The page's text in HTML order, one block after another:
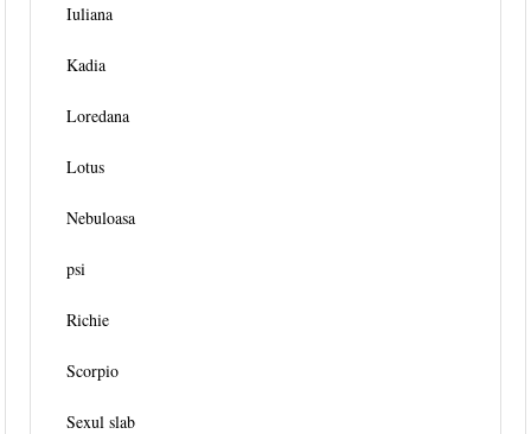
Iuliana
Kadia
Loredana
Lotus
Nebuloasa
psi
Richie
Scorpio
Sexul slab